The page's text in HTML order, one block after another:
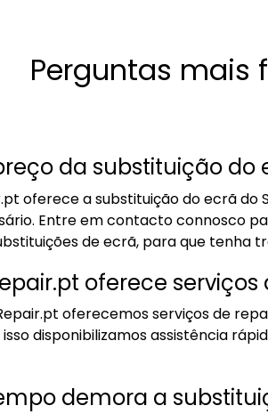
Perguntas mais
da substituição do
oferece a substituição do ecrã
Entre em contacto connosco
de ecrã, para que tenha
oferece
oferecemos serviços de
disponibilizamos assistência
demora a